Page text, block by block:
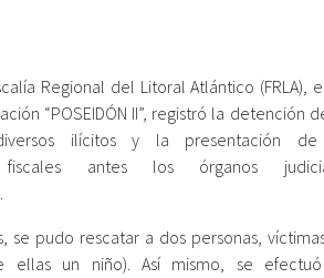
Regional del Litoral Atlántico (FRLA),
“POSEIDÓN II”, registró la detención
ilícitos y la presentación
fiscales antes los órganos
se pudo rescatar a dos personas,
ellas un niño). Así mismo, se